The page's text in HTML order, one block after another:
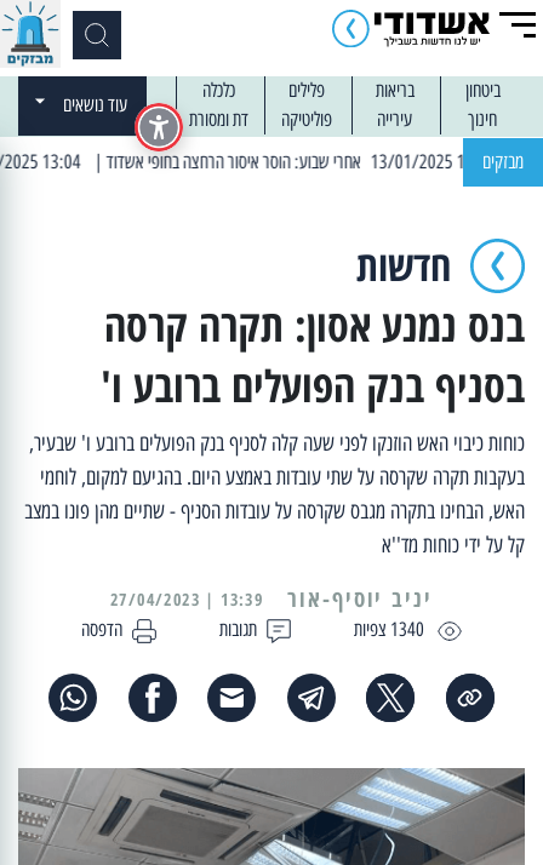
ביטחון בריאות פלילים
כלכלה
חינוך
עירייה פוליטיקה דת ומסורת
עוד נושאים
מבזקים | 13:04 14/01/2025 עובדים בלילות: עבודות קרצוף וריבוד אספלט
חדשות
בנס נמנע אסון: תקרה קרסה
בסניף בנק הפועלים ברובע ו'
כוחות כיבוי האש הוזנקו לפני שעה קלה לסניף בנק הפועלים ברובע ו' שבעיר,
בעקבות תקרה שקרסה על שתי עובדות באמצע היום. בהגיעם למקום, לוחמי
האש, הבחינו בתקרה מגבס שקרסה על עובדות הסניף - שתיים מהן פונו במצב
קל על ידי כוחות מד''א
1340 צפיות תגובות הדפסה
יניב יוסיף-אור 13:39 | 27/04/2023